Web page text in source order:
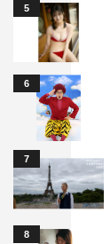
5
6
7
8